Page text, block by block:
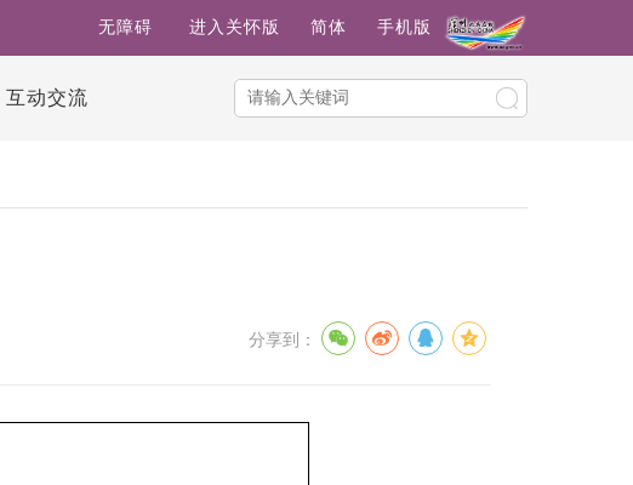
无障碍 进入关怀版 简体 手机版
互动交流
分享到：